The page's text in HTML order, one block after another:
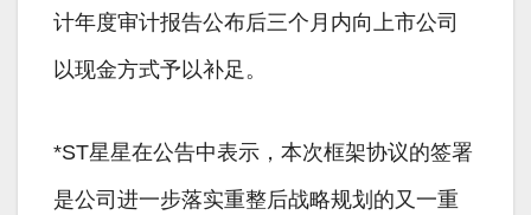
计年度审计报告公布后三个月内向上市公司
以现金方式予以补足。
*ST星星在公告中表示，本次框架协议的签署
是公司进一步落实重整后战略规划的又一重